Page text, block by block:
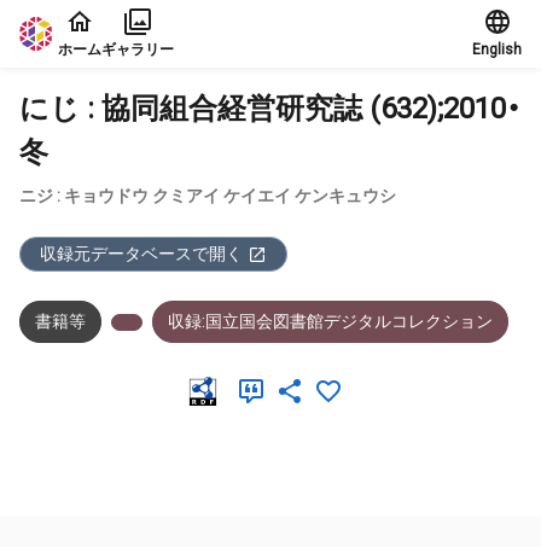
本文に飛ぶ
ホームギャラリー English
にじ : 協同組合経営研究誌 (632);2010・
冬
ニジ : キョウドウ クミアイ ケイエイ ケンキュウシ
収録元データベースで開く
書籍等 収録:国立国会図書館デジタルコレクション